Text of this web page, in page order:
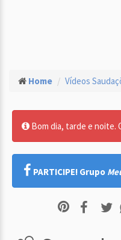
Home Vídeos
Bom dia, tarde e noite.
PARTICIPE! Grupo